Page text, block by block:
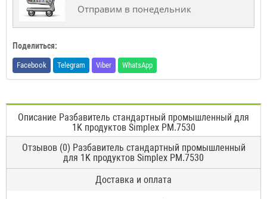
Отправим в понедельник
Поделиться:
Facebook Telegram Viber WhatsApp
Описание Разбавитель стандартный промышленный для
1K продуктов Simplex PM.7530
Отзывов (0) Разбавитель стандартный промышленный
для 1K продуктов Simplex PM.7530
Доставка и оплата